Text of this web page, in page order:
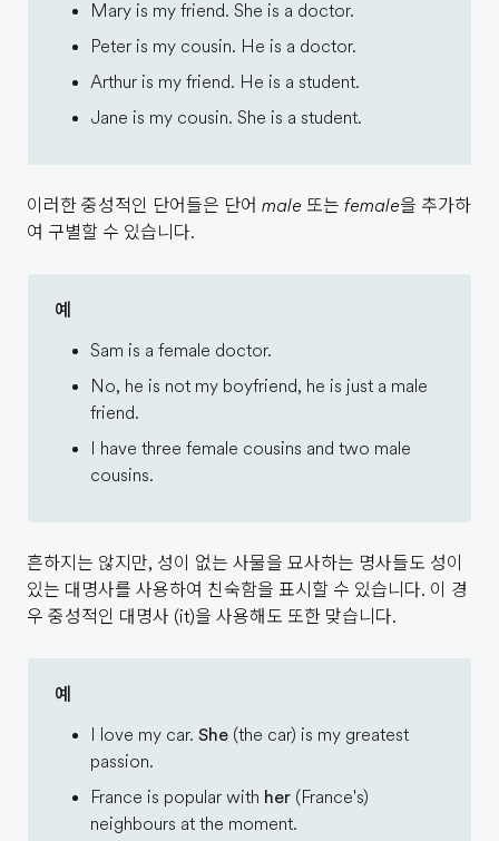
Mary is my friend. She is a doctor.
Peter is my cousin. He is a doctor.
Arthur is my friend. He is a student.
Jane is my cousin. She is a student.
이러한 중성적인 단어들은 단어 male 또는 female을 추가하
여 구별할 수 있습니다.
예
Sam is a female doctor.
No, he is not my boyfriend, he is just a male
friend.
I have three female cousins and two male
cousins.
흔하지는 않지만, 성이 없는 사물을 묘사하는 명사들도 성이
있는 대명사를 사용하여 친숙함을 표시할 수 있습니다. 이 경
우 중성적인 대명사 (it)을 사용해도 또한 맞습니다.
예
I love my car. She (the car) is my greatest
passion.
France is popular with her (France's)
neighbours at the moment.